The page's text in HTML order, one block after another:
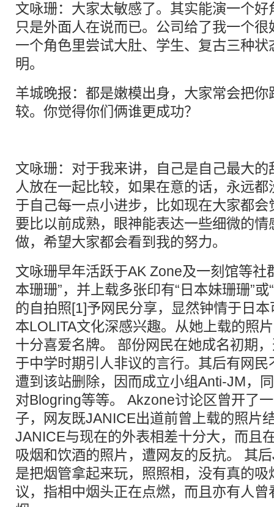
文咏珊：大家太敏感了。其实能演一个
只是外面人在说而已。公司给了我一个
一个角色里尝试大肚、学生、复古三种
明。
羊城晚报：都是嫩模出身，大家常会把
较。你觉得你们俩谁更成功？
文咏珊：对于我来讲，自己是自己最大
人放在一起比较，如果在意的话，永远
于自己每一点小进步，比如现在大家都
要比以前成熟，眼神能表达一些细微的
做，希望大家都会看到我的努力。
文咏珊早年活跃于AK Zone及一刻馆等社
本珊珊”，并上载多张印有“日本妹珊珊”
的自拍照[1]予网民分享，显然钟情于日
本LOLITA文化深感兴趣。从她上载的照
十分喜爱名牌。 部份网民在她成名初期
于中学时期引人非议的言行。其后有网
遭到该站删除，因而成立小组Anti-JM，
对Blogring等等。 Akzone讨论区曾开了
子，网友既JANICE出道前曾上载的照片
JANICE与现在的外表相差十分大，而且
吸烟和饮酒的照片，遭网友的反抗。 其
是把烟管拿起来玩，照照相，没有真的
议，指相中烟头正在点燃，而且亦有人